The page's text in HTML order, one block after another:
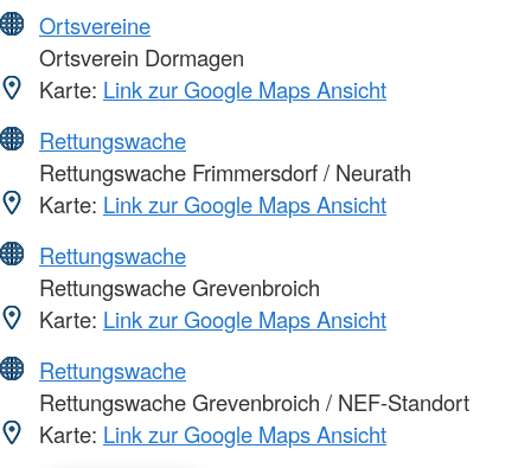
Ortsvereine
Ortsverein Dormagen
Karte: Link zur Google Maps Ansicht
Rettungswache
Rettungswache Frimmersdorf / Neurath
Karte: Link zur Google Maps Ansicht
Rettungswache
Rettungswache Grevenbroich
Karte: Link zur Google Maps Ansicht
Rettungswache
Rettungswache Grevenbroich / NEF-Standort
Karte: Link zur Google Maps Ansicht